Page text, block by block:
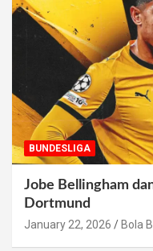
BUNDESLIGA
Jobe Bellingham
Dortmund
January 22, 2026 Bola